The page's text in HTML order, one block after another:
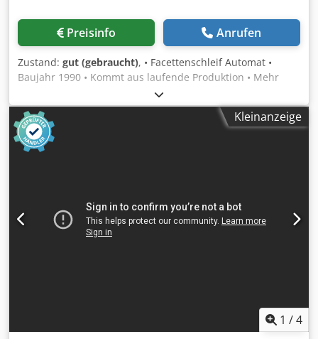
Preisinfo Anrufen
Zustand: gut (gebraucht), • Facettenschleif Automat •
Baujahr 1990 • Kommt aus laufende Produktion • Mehr
Infos auf anfrage Dsdpfjvxthtox Anpowa
Kleinanzeige
1 /4